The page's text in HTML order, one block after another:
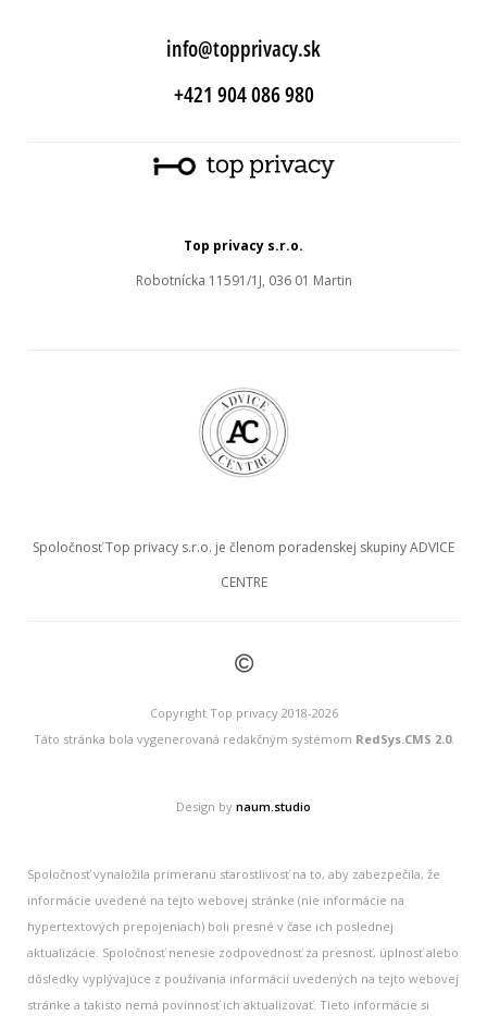
info@topprivacy.sk
+421 904 086 980
Top privacy s.r.o.
Robotnícka 11591/1J, 036 01 Martin
Spoločnosť Top privacy s.r.o. je členom poradenskej skupiny ADVICE
CENTRE
©
Copyright Top privacy 2018-2026
Táto stránka bola vygenerovaná redakčným systémom RedSys.CMS 2.0.
Design by naum.studio
Spoločnosť vynaložila primeranú starostlivosť na to, aby zabezpečila, že
informácie uvedené na tejto webovej stránke (nie informácie na
hypertextových prepojeniach) boli presné v čase ich poslednej
aktualizácie. Spoločnosť nenesie zodpovednosť za presnosť, úplnosť alebo
dôsledky vyplývajúce z používania informácií uvedených na tejto webovej
stránke a takisto nemá povinnosť ich aktualizovať. Tieto informácie si